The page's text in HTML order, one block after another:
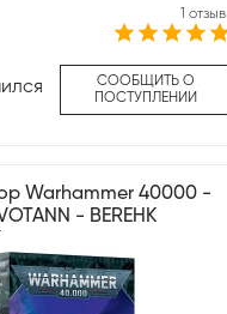
1 отзыв
СООБЩИТЬ О
ПОСТУПЛЕНИИ
Warhammer 40000 -
- BEREHK